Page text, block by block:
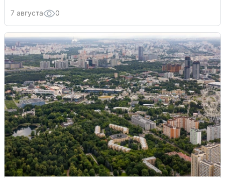
7 августа 0